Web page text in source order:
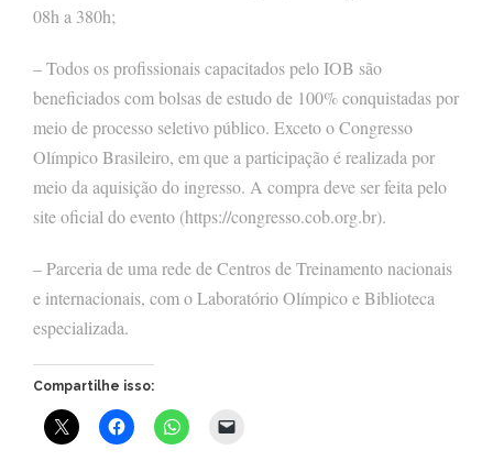
08h a 380h;
– Todos os profissionais capacitados pelo IOB são
beneficiados com bolsas de estudo de 100% conquistadas por
meio de processo seletivo público. Exceto o Congresso
Olímpico Brasileiro, em que a participação é realizada por
meio da aquisição do ingresso. A compra deve ser feita pelo
site oficial do evento (https://congresso.cob.org.br).
– Parceria de uma rede de Centros de Treinamento nacionais
e internacionais, com o Laboratório Olímpico e Biblioteca
especializada.
Compartilhe isso: